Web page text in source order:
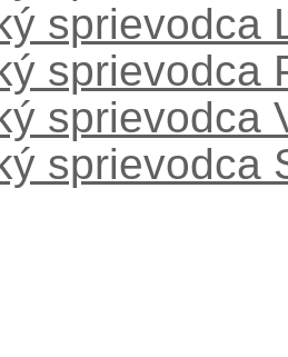
sprievodca
sprievodca
sprievodca
sprievodca